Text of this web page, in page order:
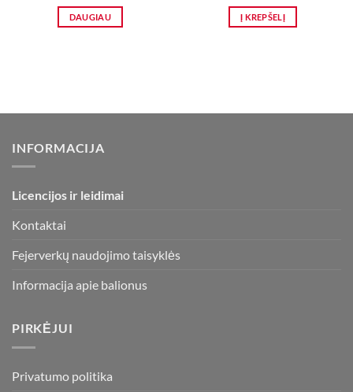
DAUGIAU Į KREPŠELĮ
INFORMACIJA
Licencijos ir leidimai
Kontaktai
Fejerverkų naudojimo taisyklės
Informacija apie balionus
PIRKĖJUI
Privatumo politika